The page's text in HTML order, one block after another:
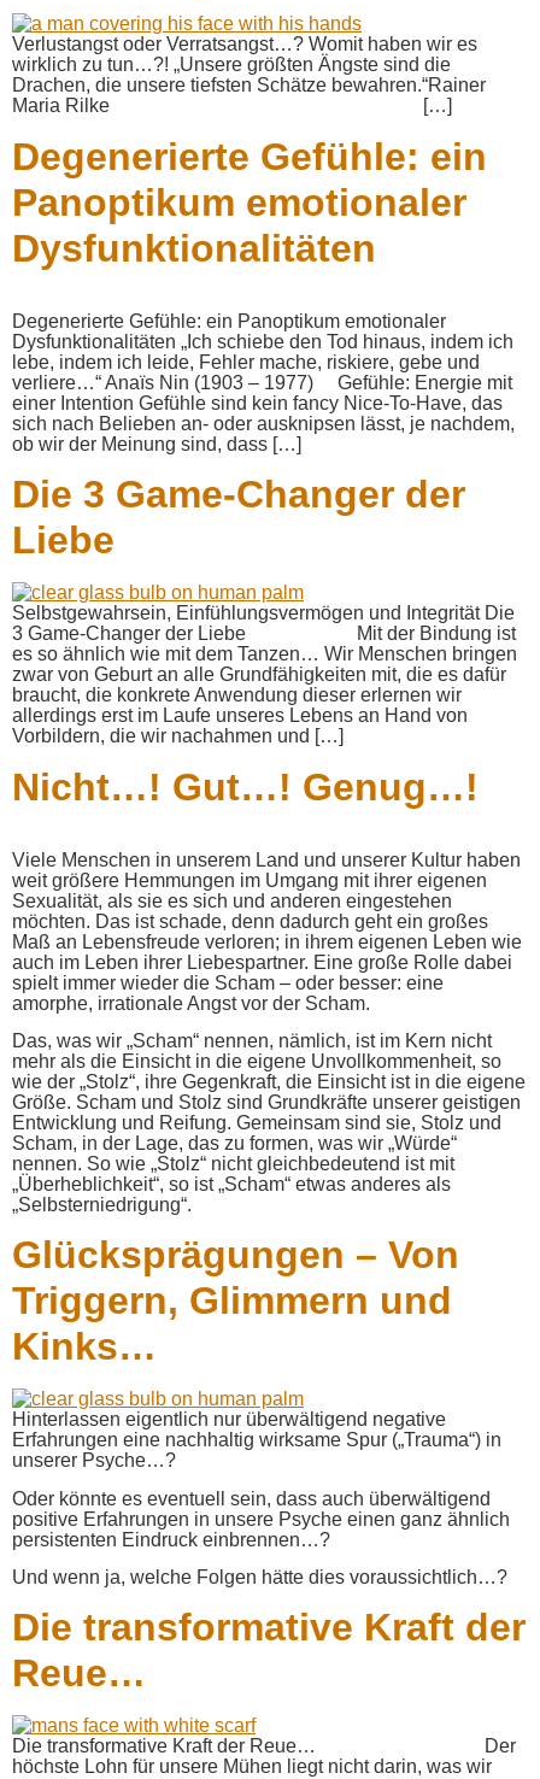
Verlustangst oder Verratsangst…? Womit haben wir es
wirklich zu tun…?! „Unsere größten Ängste sind die
Drachen, die unsere tiefsten Schätze bewahren.“Rainer
Maria Rilke […]
Degenerierte Gefühle: ein
Panoptikum emotionaler
Dysfunktionalitäten
Degenerierte Gefühle: ein Panoptikum emotionaler
Dysfunktionalitäten „Ich schiebe den Tod hinaus, indem ich
lebe, indem ich leide, Fehler mache, riskiere, gebe und
verliere…“ Anaïs Nin (1903 – 1977) Gefühle: Energie mit
einer Intention Gefühle sind kein fancy Nice-To-Have, das
sich nach Belieben an- oder ausknipsen lässt, je nachdem,
ob wir der Meinung sind, dass […]
Die 3 Game-Changer der
Liebe
Selbstgewahrsein, Einfühlungsvermögen und Integrität Die
3 Game-Changer der Liebe Mit der Bindung ist
es so ähnlich wie mit dem Tanzen… Wir Menschen bringen
zwar von Geburt an alle Grundfähigkeiten mit, die es dafür
braucht, die konkrete Anwendung dieser erlernen wir
allerdings erst im Laufe unseres Lebens an Hand von
Vorbildern, die wir nachahmen und […]
Nicht…! Gut…! Genug…!
Viele Menschen in unserem Land und unserer Kultur haben
weit größere Hemmungen im Umgang mit ihrer eigenen
Sexualität, als sie es sich und anderen eingestehen
möchten. Das ist schade, denn dadurch geht ein großes
Maß an Lebensfreude verloren; in ihrem eigenen Leben wie
auch im Leben ihrer Liebespartner. Eine große Rolle dabei
spielt immer wieder die Scham – oder besser: eine
amorphe, irrationale Angst vor der Scham.
Das, was wir „Scham“ nennen, nämlich, ist im Kern nicht
mehr als die Einsicht in die eigene Unvollkommenheit, so
wie der „Stolz“, ihre Gegenkraft, die Einsicht ist in die eigene
Größe. Scham und Stolz sind Grundkräfte unserer geistigen
Entwicklung und Reifung. Gemeinsam sind sie, Stolz und
Scham, in der Lage, das zu formen, was wir „Würde“
nennen. So wie „Stolz“ nicht gleichbedeutend ist mit
„Überheblichkeit“, so ist „Scham“ etwas anderes als
„Selbsterniedrigung“.
Glücksprägungen – Von
Triggern, Glimmern und
Kinks…
Hinterlassen eigentlich nur überwältigend negative
Erfahrungen eine nachhaltig wirksame Spur („Trauma“) in
unserer Psyche…?
Oder könnte es eventuell sein, dass auch überwältigend
positive Erfahrungen in unsere Psyche einen ganz ähnlich
persistenten Eindruck einbrennen…?
Und wenn ja, welche Folgen hätte dies voraussichtlich…?
Die transformative Kraft der
Reue…
Die transformative Kraft der Reue… Der
höchste Lohn für unsere Mühen liegt nicht darin, was wir